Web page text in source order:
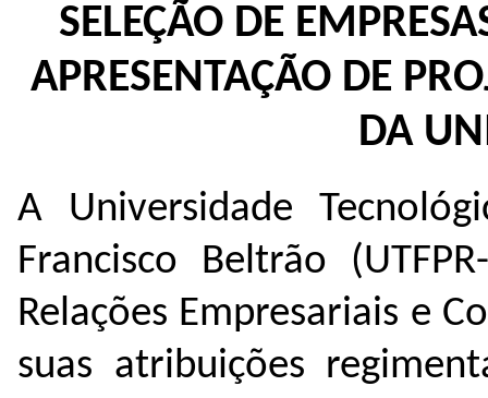
SELEÇÃO DE
APRESENTAÇÃO DE
DA
A Universidade
Francisco Beltrão
Relações Empresariais e
suas atribuições